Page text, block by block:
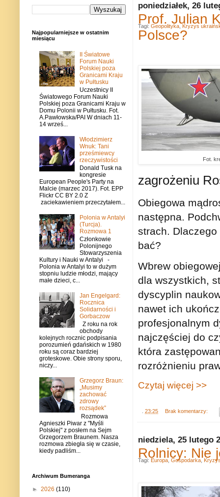
poniedziałek, 26
Prof. Julian
Polsce?
Fot.
zagrożeniu
Obiegowa
następna.
strach.
bać?
Wbrew
dla wszystkich,
dyscyplin
nawet ich
profesjonalnym
najczęściej do
która
rozróżnieniu
Czytaj więcej >>
. 23:25 Brak komentarzy:
Tagi: Geopolityka, Kryzys
niedziela, 25 lutego
Rolnicy: Nie
Tagi: Europa Gospodarka
Najpopularniejsze w ostatnim
miesiącu
II Światowe
Forum Nauki
Polskiej poza
Granicami Kraju
w Pułtusku
Uczestnicy II
Światowego Forum Nauki
Polskiej poza Granicami Kraju w
Domu Polonii w Pułtusku. Fot.
A.Pawłowska/PAI W dniach 11-
14 wrześ...
Włodzimierz
Wnuk: Tani
prześmiewcy
rzeczywistości
Donald Tusk na
kongresie
European People's Party na
Malcie (marzec 2017). Fot. EPP
Flickr CC BY 2.0 Z
zaciekawieniem przeczytałem...
Polonia w Antalyi
(Turcja).
Rozmowa 1
Członkowie
Polonijnego
Stowarzyszenia
Kultury i Nauki w Antalyi -
Polonia w Antalyi to w dużym
stopniu ludzie młodzi, mający
małe dzieci, c...
Jan Engelgard:
Rocznica
Solidarności i
Gorbaczow
Z roku na rok
obchody
kolejnych rocznic podpisania
porozumień gdańskich w 1980
roku są coraz bardziej
groteskowe. Obie strony sporu,
niczy...
Grzegorz Braun:
„Musimy
zachować
zdrowy
rozsądek”
Rozmowa
Agnieszki Piwar z "Myśli
Polskiej" z posłem na Sejm
Grzegorzem Braunem. Nasza
rozmowa zbiegła się w czasie,
kiedy padliśm...
Archiwum Bumeranga
► 2026 (110)